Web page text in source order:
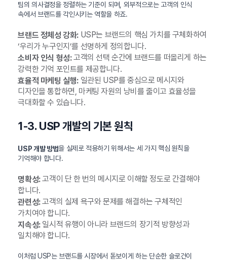
팀의 의사결정을 정렬하는 기준이 되며, 외부적으로는 고객의 인식
속에서 브랜드를 각인시키는 역할을 하죠.
브랜드 정체성 강화:USP는 브랜드의 핵심 가치를 구체화하여
‘우리가 누구인지’를 선명하게 정의합니다.
소비자 인식 형성:고객의 선택 순간에 브랜드를 떠올리게 하는
강력한 기억 포인트를 제공합니다.
효율적 마케팅 실행:일관된 USP를 중심으로 메시지와
디자인을 통합하면, 마케팅 자원의 낭비를 줄이고 효율성을
극대화할 수 있습니다.
1-3. USP 개발의 기본 원칙
USP 개발 방법을 실제로 적용하기 위해서는 세 가지 핵심 원칙을
기억해야 합니다.
명확성:고객이 단 한 번의 메시지로 이해할 정도로 간결해야
합니다.
관련성:고객의 실제 욕구와 문제를 해결하는 구체적인
가치여야 합니다.
지속성:일시적 유행이 아니라 브랜드의 장기적 방향성과
일치해야 합니다.
이처럼 USP는 브랜드를 시장에서 돋보이게 하는 단순한 슬로건이